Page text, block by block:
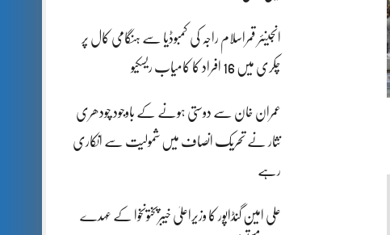
انجینئر قمراسلام راجہ کی کمبوڈیا سے ہنگامی کال پر
چکری میں 16 افراد کا کامیاب ریسکیو
عمران خان سے دوستی ہونے کے باوجود چودھری
نثار نے تحریک انصاف میں شمولیت سے انکاری
رہے
علی امین گنڈاپور کا وزیراعلیٰ خیبرپختونخوا کے عہدے